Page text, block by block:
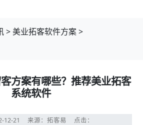
>美业拓客软件方案>
方案有哪些？推荐美业拓客
系统软件
12-21 来源：拓客易 点击：